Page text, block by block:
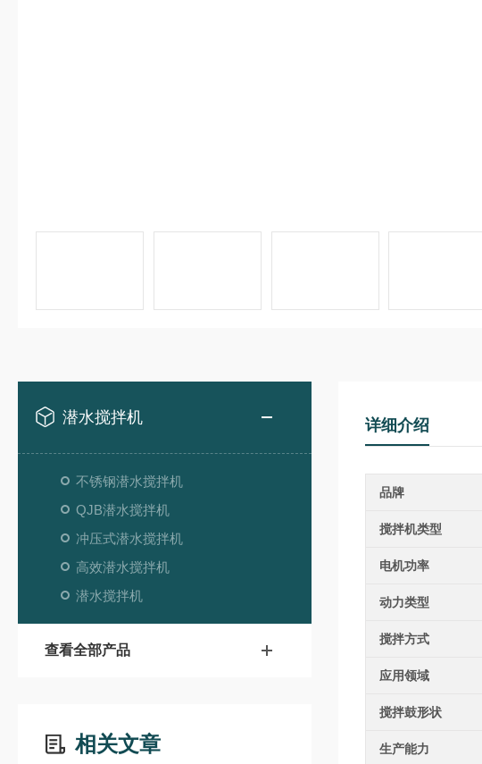
潜水搅拌机
不锈钢潜水搅拌机
QJB潜水搅拌机
冲压式潜水搅拌机
高效潜水搅拌机
潜水搅拌机
查看全部产品
相关文章
详细介绍
品牌
搅拌机类型
电机功率
动力类型
搅拌方式
应用领域
搅拌鼓形状
生产能力